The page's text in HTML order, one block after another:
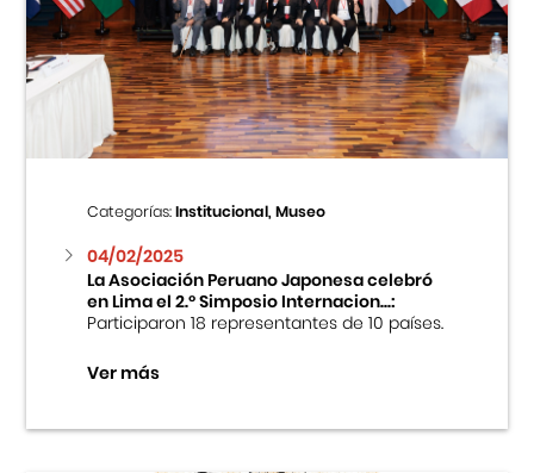
Categorías:Institucional, Museo
04/02/2025
La Asociación Peruano Japonesa celebró
en Lima el 2.º Simposio Internacion...:
Participaron 18 representantes de 10 países.
Ver más